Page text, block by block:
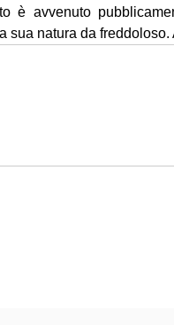
è avvenuto
sua natura da freddoloso.